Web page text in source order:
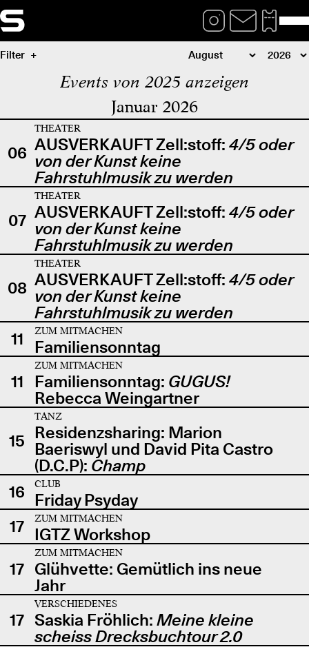
Filter
Events von 2025 anzeigen
Januar 2026
06
THEATER
AUSVERKAUFT Zell:stoff: 4/5 oder
von der Kunst keine
Fahrstuhlmusik zu werden
07
THEATER
AUSVERKAUFT Zell:stoff: 4/5 oder
von der Kunst keine
Fahrstuhlmusik zu werden
08
THEATER
AUSVERKAUFT Zell:stoff: 4/5 oder
von der Kunst keine
Fahrstuhlmusik zu werden
11
ZUM MITMACHEN
Familiensonntag
11
ZUM MITMACHEN
Familiensonntag: GUGUS!
Rebecca Weingartner
15
TANZ
Residenzsharing: Marion
Baeriswyl und David Pita Castro
(D.C.P): Champ
16
CLUB
Friday Psyday
17
ZUM MITMACHEN
IGTZ Workshop
17
ZUM MITMACHEN
Glühvette: Gemütlich ins neue
Jahr
17
VERSCHIEDENES
Saskia Fröhlich: Meine kleine
scheiss Drecksbuchtour 2.0